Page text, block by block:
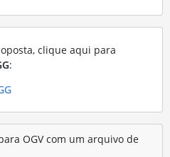
clique aqui para
:
OGV com um arquivo de